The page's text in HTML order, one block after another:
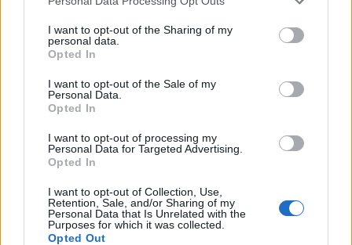
not limited to your visit or usage behaviour. You may click to
grant or deny consent to Google and its third-party tags to
use your data for below specified purposes in below Google
consent section.
I want to opt-out of the Sharing of my
personal data.
Opted In
I want to opt-out of the Sale of my
Personal Data.
Opted In
I want to opt-out of processing my
Personal Data for Targeted Advertising.
Opted In
I want to opt-out of Collection, Use,
Retention, Sale, and/or Sharing of my
Personal Data that Is Unrelated with the
Purposes for which it was collected.
Opted Out
Πάουλα Μπαντόσα: Οι αιχμές για τον Τσιτσιπά
και η αναφορά σε «τοξικές καταστάσεις» μετά
τον χωρισμό τους
Η Ισπανίδα τενίστρια μίλησε μετά τη νίκη της στο Βερολίνο για
υπαινιγμούς για τη σχέση της με τον Στέφανο Τσιτσιπά.
19.06.2026 17:06
Συντακτική